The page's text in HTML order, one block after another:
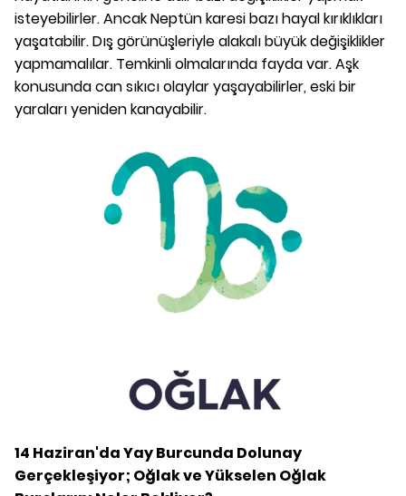
isteyebilirler. Ancak Neptün karesi bazı hayal kırıklıkları
yaşatabilir. Dış görünüşleriyle alakalı büyük değişiklikler
yapmamalılar. Temkinli olmalarında fayda var. Aşk
konusunda can sıkıcı olaylar yaşayabilirler, eski bir
yaraları yeniden kanayabilir.
14 Haziran'da Yay Burcunda Dolunay
Gerçekleşiyor; Oğlak ve Yükselen Oğlak